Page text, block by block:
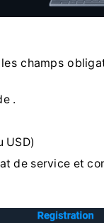
champs
.
USD)
de service et